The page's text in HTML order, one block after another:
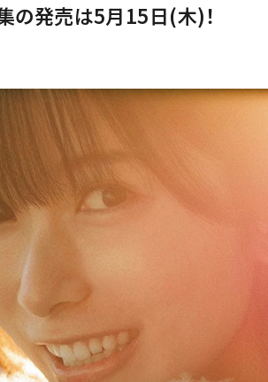
の発売は5月15日(木)！